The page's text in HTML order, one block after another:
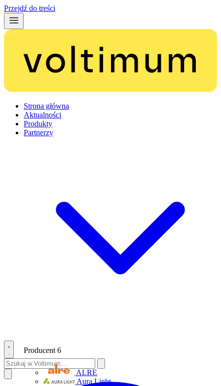
Przejdź do treści
Strona główna
Aktualności
Produkty
Partnerzy
Producent 6
ALRE
Aura Light